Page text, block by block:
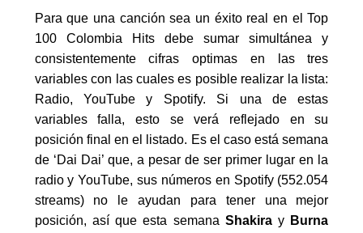
Para que una canción sea un éxito real en el Top
100 Colombia Hits debe sumar simultánea y
consistentemente cifras optimas en las tres
variables con las cuales es posible realizar la lista:
Radio, YouTubey Spotify. Si una de estas
variables falla, esto se verá reflejado en su
posición final en el listado. Es el caso está semana
de ‘Dai Dai’ que, a pesar de ser primer lugar en la
radio yYouTube, sus números en Spotify (552.054
streams) no le ayudan para tener una mejor
posición, así que esta semana Shakiray Burna